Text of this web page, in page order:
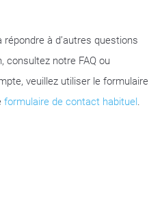
à d’autres questions
consultez notre FAQ ou
veuillez utiliser le formulaire
formulaire de contact habituel.